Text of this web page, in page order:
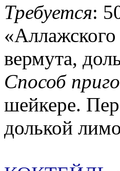
Требуется:
вермута,
Способ
шейкере.
долькой